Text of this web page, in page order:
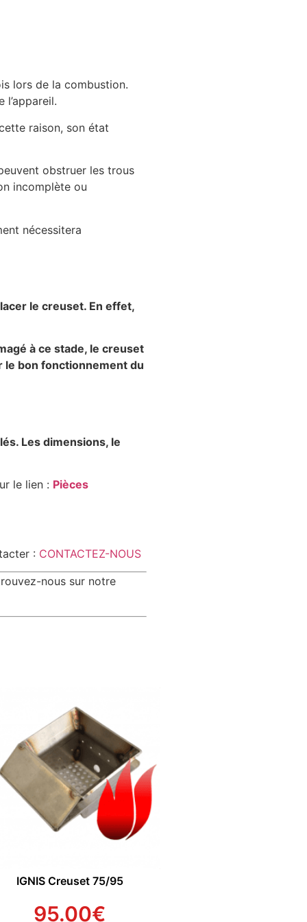
lors de la combustion.
raison, son état
obstruer les trous
incomplète ou
nécessitera
le creuset. En effet,
à ce stade, le creuset
bon fonctionnement du
Les dimensions, le
le lien : Pièces
: CONTACTEZ-NOUS
nous sur notre
IGNIS Creuset 75/95
95.00€